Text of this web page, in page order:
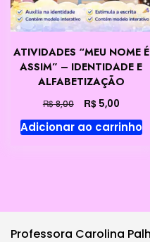
ATIVIDADES “MEU NOME É
ASSIM” – IDENTIDADE E
ALFABETIZAÇÃO
R$8,00
preço
original
R$5,00O
preço
atual
Adicionar ao carrinho
Professora Carolina